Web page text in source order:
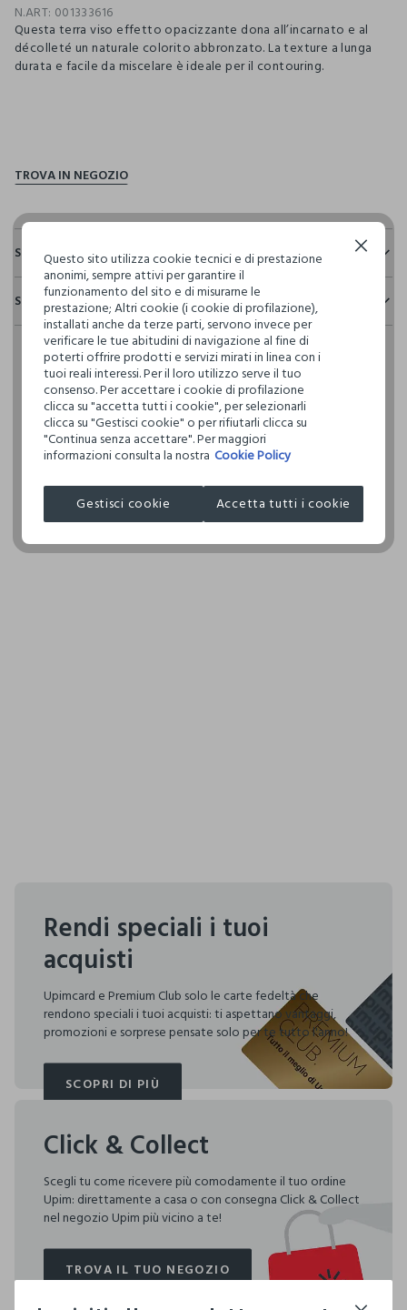
N.ART: 001333616
Questa terra viso effetto opacizzante dona all’incarnato e al
décolleté un naturale colorito abbronzato. La texture a lunga
durata e facile da miscelare è ideale per il contouring.
Sostenibilità e trasparenza
Sicurezza
Il 100% dei nostri articoli viene sottoposto a test chimico-
fisici, per verificarne il rispetto dei limiti che abbiamo
definito per l’uso di sostanze chimiche, talvolta anche più
restrittivi rispetto a quelli previsti dalla normativa
internazionale.
Clicca qui per vedere i dettagli
I nostri fornitori
Spedizione e resi
Hai fino a 30 giorni dalla consegna del tuo ordine online per
cambiare idea e restituire i prodotti che hai acquistato.
Rendi speciali i tuoi
acquisti
Upimcard e Premium Club solo le carte fedeltà che
rendono speciali i tuoi acquisti: ti aspettano vantaggi,
promozioni e sorprese pensate solo per te tutto l'anno!
SCOPRI DI PIÙ
SCOPRI DI PIÙ
Click & Collect
Scegli tu come ricevere più comodamente il tuo ordine
Upim: direttamente a casa o con consegna Click & Collect
nel negozio Upim più vicino a te!
TROVA IL TUO NEGOZIO
TROVA IL TUO NEGOZIO
Questo sito utilizza cookie tecnici e di prestazione
anonimi, sempre attivi per garantire il
funzionamento del sito e di misurarne le
prestazione; Altri cookie (i cookie di profilazione),
installati anche da terze parti, servono invece per
verificare le tue abitudini di navigazione al fine di
poterti offrire prodotti e servizi mirati in linea con i
tuoi reali interessi. Per il loro utilizzo serve il tuo
consenso. Per accettare i cookie di profilazione
clicca su "accetta tutti i cookie", per selezionarli
clicca su "Gestisci cookie" o per rifiutarli clicca su
"Continua senza accettare". Per maggiori
informazioni consulta la nostra Cookie Policy
Gestisci cookie Accetta tutti i cookie
Continua senza accettare